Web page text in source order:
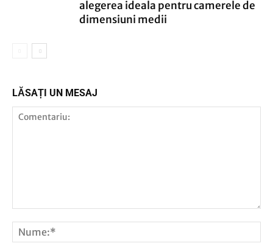
alegerea ideala pentru camerele de
dimensiuni medii
LĂSAȚI UN MESAJ